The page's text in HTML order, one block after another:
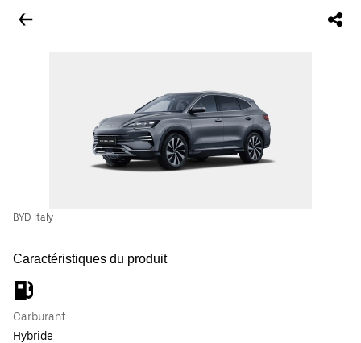
BYD Italy
Caractéristiques du produit
Carburant
Hybride